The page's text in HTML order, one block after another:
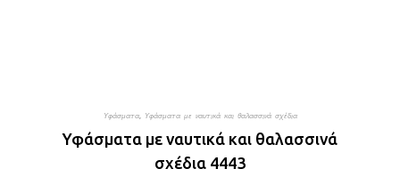
Υφάσματα, Υφάσματα με ναυτικά και θαλασσινά σχέδια
Υφάσματα με ναυτικά και θαλασσινά
σχέδια 4443